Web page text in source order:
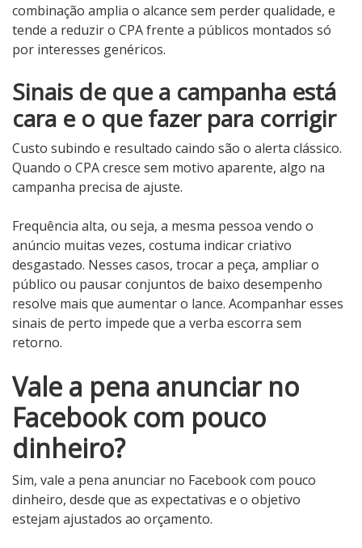
combinação amplia o alcance sem perder qualidade, e
tende a reduzir o CPA frente a públicos montados só
por interesses genéricos.
Sinais de que a campanha está
cara e o que fazer para corrigir
Custo subindo e resultado caindo são o alerta clássico.
Quando o CPA cresce sem motivo aparente, algo na
campanha precisa de ajuste.
Frequência alta, ou seja, a mesma pessoa vendo o
anúncio muitas vezes, costuma indicar criativo
desgastado. Nesses casos, trocar a peça, ampliar o
público ou pausar conjuntos de baixo desempenho
resolve mais que aumentar o lance. Acompanhar esses
sinais de perto impede que a verba escorra sem
retorno.
Vale a pena anunciar no
Facebook com pouco
dinheiro?
Sim, vale a pena anunciar no Facebook com pouco
dinheiro, desde que as expectativas e o objetivo
estejam ajustados ao orçamento.